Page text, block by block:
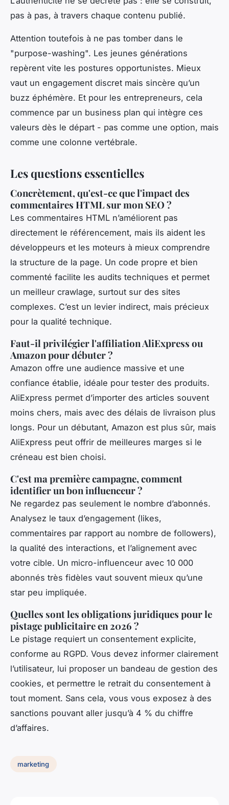
pas à pas, à travers chaque contenu publié.
Attention toutefois à ne pas tomber dans le
"purpose-washing". Les jeunes générations
repèrent vite les postures opportunistes. Mieux
vaut un engagement discret mais sincère qu’un
buzz éphémère. Et pour les entrepreneurs, cela
commence par un business plan qui intègre ces
valeurs dès le départ - pas comme une option, mais
comme une colonne vertébrale.
Les questions essentielles
Concrètement, qu'est-ce que l'impact des
commentaires HTML sur mon SEO ?
Les commentaires HTML n’améliorent pas
directement le référencement, mais ils aident les
développeurs et les moteurs à mieux comprendre
la structure de la page. Un code propre et bien
commenté facilite les audits techniques et permet
un meilleur crawlage, surtout sur des sites
complexes. C’est un levier indirect, mais précieux
pour la qualité technique.
Faut-il privilégier l'affiliation AliExpress ou
Amazon pour débuter ?
Amazon offre une audience massive et une
confiance établie, idéale pour tester des produits.
AliExpress permet d’importer des articles souvent
moins chers, mais avec des délais de livraison plus
longs. Pour un débutant, Amazon est plus sûr, mais
AliExpress peut offrir de meilleures marges si le
créneau est bien choisi.
C'est ma première campagne, comment
identifier un bon influenceur ?
Ne regardez pas seulement le nombre d’abonnés.
Analysez le taux d’engagement (likes,
commentaires par rapport au nombre de followers),
la qualité des interactions, et l’alignement avec
votre cible. Un micro-influenceur avec 10 000
abonnés très fidèles vaut souvent mieux qu’une
star peu impliquée.
Quelles sont les obligations juridiques pour le
pistage publicitaire en 2026 ?
Le pistage requiert un consentement explicite,
conforme au RGPD. Vous devez informer clairement
l’utilisateur, lui proposer un bandeau de gestion des
cookies, et permettre le retrait du consentement à
tout moment. Sans cela, vous vous exposez à des
sanctions pouvant aller jusqu’à 4 % du chiffre
d’affaires.
marketing